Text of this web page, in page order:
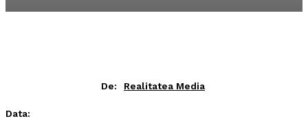
De: Realitatea Media
Data: